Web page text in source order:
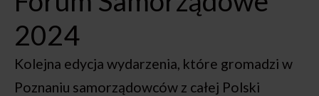
2024
Kolejna edycja wydarzenia, które gromadzi w
Poznaniu samorządowców z całej Polski